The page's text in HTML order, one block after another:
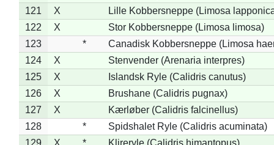
121
X
Lille Kobbersneppe (Limosa
122
X
Stor Kobbersneppe (Limosa limosa)
123
*
Canadisk Kobbersneppe (Limosa
124
X
Stenvender (Arenaria interpres)
125
X
Islandsk Ryle (Calidris canutus)
126
X
Brushane (Calidris pugnax)
127
X
Kærløber (Calidris falcinellus)
128
*
Spidshalet Ryle (Calidris acuminata)
129
X *
Klireryle (Calidris himantopus)